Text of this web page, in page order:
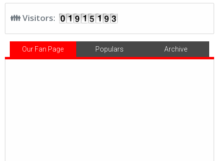
👪 Visitors:
Our Fan Page Populars Archive